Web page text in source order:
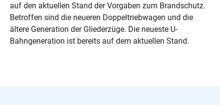
auf den aktuellen Stand der Vorgaben zum Brandschutz.
Betroffen sind die neueren Doppeltriebwagen und die
ältere Generation der Gliederzüge. Die neueste U-
Bahngeneration ist bereits auf dem aktuellen Stand.